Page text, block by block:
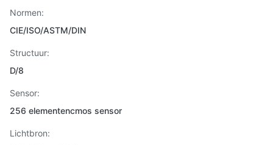
Normen:
CIE/ISO/ASTM/DIN
Structuur:
D/8
Sensor:
256 elementencmos sensor
Lichtbron: